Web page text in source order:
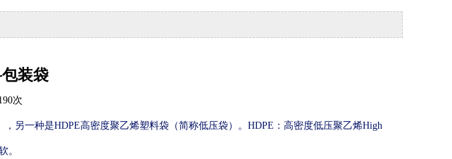
装袋
次
，另一种是HDPE高密度聚乙烯塑料袋（简称低压袋）。HDPE：高密度低压聚乙烯High
。